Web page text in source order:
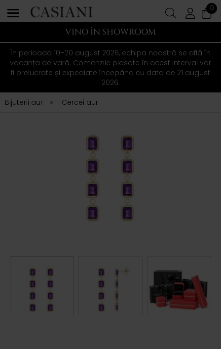
0
VINO ÎN SHOWROOM
În perioada 10–20 august 2026, echipa noastră se află în
vacanța de vară. Comenzile plasate în acest interval vor
fi prelucrate și expediate începând cu data de 21 august
2026.
Bijuterii aur
Cercei aur